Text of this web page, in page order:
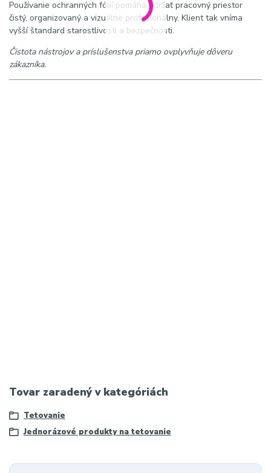
Používanie ochranných fólií pomáha udržať pracovný priestor
čistý, organizovaný a vizuálne profesionálny. Klient tak vníma
vyšší štandard starostlivosti a bezpečnosti.
Čistota nástrojov a príslušenstva priamo ovplyvňuje dôveru
zákazníka.
Tovar zaradený v kategóriách
Tetovanie
Jednorázové produkty na tetovanie